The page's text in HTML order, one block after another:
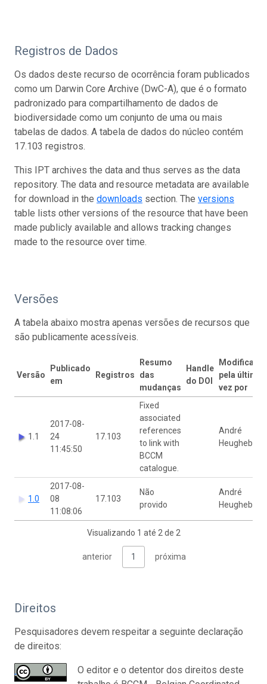
Registros de Dados
Os dados deste recurso de ocorrência foram publicados
como um Darwin Core Archive (DwC-A), que é o formato
padronizado para compartilhamento de dados de
biodiversidade como um conjunto de uma ou mais
tabelas de dados. A tabela de dados do núcleo contém
17.103 registros.
This IPT archives the data and thus serves as the data
repository. The data and resource metadata are available
for download in the downloads section. The versions
table lists other versions of the resource that have been
made publicly available and allows tracking changes
made to the resource over time.
Versões
A tabela abaixo mostra apenas versões de recursos que
são publicamente acessíveis.
Versão
Publicado
em
Registros
Resumo
das
mudanças
Handle
do DOI
Modificado
pela última
vez por
1.1
2017-08-
24
11:45:50
17.103
Fixed
associated
references
to link with
BCCM
catalogue.
André
1.0
2017-08-
08
11:08:06
17.103
Não
provido
André
Visualizando 1 até 2 de 2
anterior 1 próxima
Direitos
Pesquisadores devem respeitar a seguinte declaração
de direitos:
O editor e o detentor dos direitos deste